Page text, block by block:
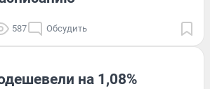
587 Обсудить
на 1,08%